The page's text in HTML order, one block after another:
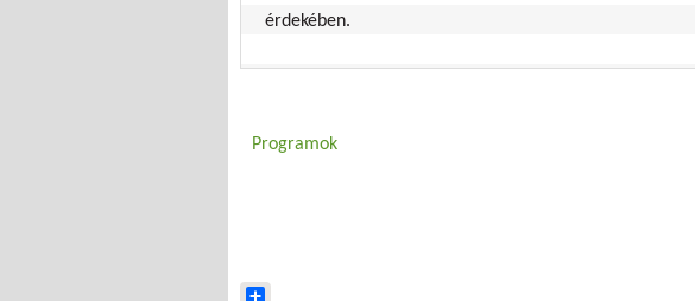
érdekében.
Programok